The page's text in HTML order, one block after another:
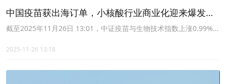
中国疫苗获出海订单，小核酸行业商业化迎来爆发，
疫苗ETF(562860)有望持续受益
截至2025年11月26日 13:01，中证疫苗与生物技术指数上涨0.99%，
5.21%，华兰疫苗上涨4.41%，迈威生物上涨3.37%。
2025-11-26 13:18